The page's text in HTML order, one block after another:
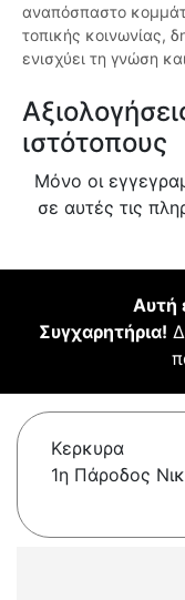
αναπόσπαστο
τοπικής κοινωνίας,
ενισχύει τη γνώση
ιστότοπους
Μόνο οι
σε αυτές τις
Αυτή
Συγχαρητήρια!
Κερκυρα
1η Πάροδος